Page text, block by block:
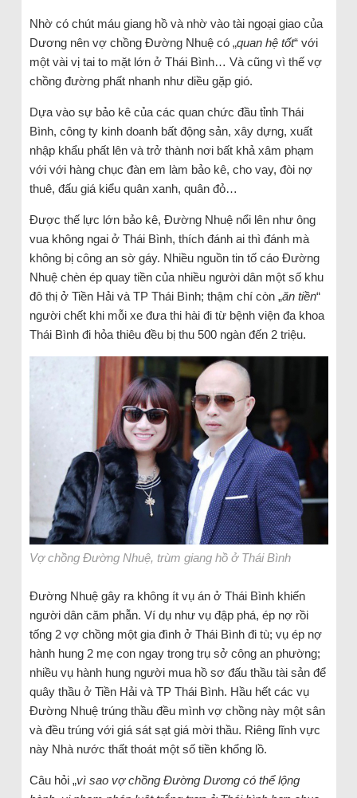
Nhờ có chút máu giang hồ và nhờ vào tài ngoại giao của
Dương nên vợ chồng Đường Nhuệ có „quan hệ tốt“ với
một vài vị tai to mặt lớn ở Thái Bình… Và cũng vì thế vợ
chồng đường phất nhanh như diều gặp gió.
Dựa vào sự bảo kê của các quan chức đầu tỉnh Thái
Bình, công ty kinh doanh bất động sản, xây dựng, xuất
nhập khẩu phất lên và trở thành nơi bất khả xâm phạm
với với hàng chục đàn em làm bảo kê, cho vay, đòi nợ
thuê, đấu giá kiểu quân xanh, quân đỏ…
Được thế lực lớn bảo kê, Đường Nhuệ nổi lên như ông
vua không ngai ở Thái Bình, thích đánh ai thì đánh mà
không bị công an sờ gáy. Nhiều nguồn tin tố cáo Đường
Nhuệ chèn ép quay tiền của nhiều người dân một số khu
đô thị ở Tiền Hải và TP Thái Bình; thậm chí còn „ăn tiền“
người chết khi mỗi xe đưa thi hài đi từ bệnh viện đa khoa
Thái Bình đi hỏa thiêu đều bị thu 500 ngàn đến 2 triệu.
Vợ chồng Đường Nhuệ, trùm giang hồ ở Thái Bình
Đường Nhuệ gây ra không ít vụ án ở Thái Bình khiến
người dân căm phẫn. Ví dụ như vụ đập phá, ép nợ rồi
tống 2 vợ chồng một gia đình ở Thái Bình đi tù; vụ ép nợ
hành hung 2 mẹ con ngay trong trụ sở công an phường;
nhiều vụ hành hung người mua hồ sơ đấu thầu tài sản để
quây thầu ở Tiền Hải và TP Thái Bình. Hầu hết các vụ
Đường Nhuệ trúng thầu đều mình vợ chồng này một sân
và đều trúng với giá sát sạt giá mời thầu. Riêng lĩnh vực
này Nhà nước thất thoát một số tiền khổng lồ.
Câu hỏi „vì sao vợ chồng Đường Dương có thể lộng